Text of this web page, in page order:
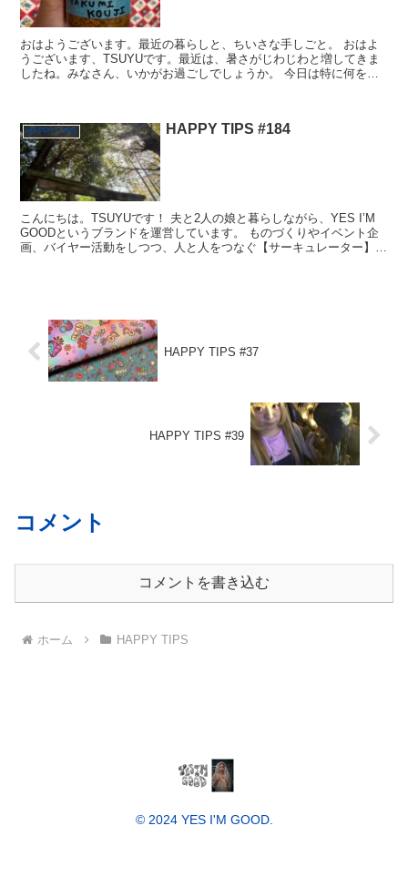
おはようございます。最近の暮らしと、ちいさな手しごと。 おはよ
うございます、TSUYUです。最近は、暑さがじわじわと増してきま
したね。みなさん、いかがお過ごしでしょうか。 今日は特に何を書
HAPPY TIPS HAPPY TIPS #184
こんにちは。TSUYUです！ 夫と2人の娘と暮らしながら、YES I’M
GOODというブランドを運営しています。 ものづくりやイベント企
画、バイヤー活動をしつつ、人と人をつなぐ【サーキュレーター】と
HAPPY TIPS #37
HAPPY TIPS #39
コメント
コメントを書き込む
ホーム HAPPY TIPS
© 2024 YES I'M GOOD.